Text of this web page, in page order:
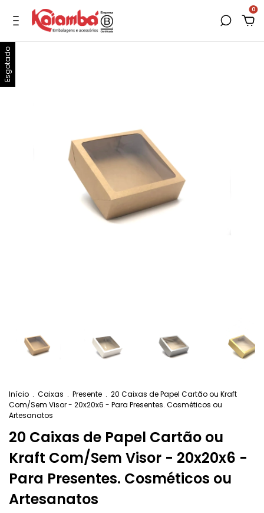
0
Esgotado
Início . Caixas . Presente . 20 Caixas de Papel Cartão ou Kraft
Com/Sem Visor - 20x20x6 - Para Presentes. Cosméticos ou
Artesanatos
20 Caixas de Papel Cartão ou
Kraft Com/Sem Visor - 20x20x6 -
Para Presentes. Cosméticos ou
Artesanatos